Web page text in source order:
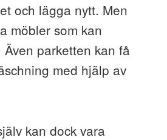
och lägga nytt. Men
möbler som kan
parketten kan få
med hjälp av
kan dock vara